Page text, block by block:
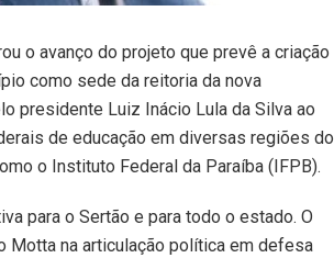
o avanço do projeto que prevê a criação
como sede da reitoria da nova
presidente Luiz Inácio Lula da Silva ao
de educação em diversas regiões do
o Instituto Federal da Paraíba (IFPB).
para o Sertão e para todo o estado. O
Motta na articulação política em defesa